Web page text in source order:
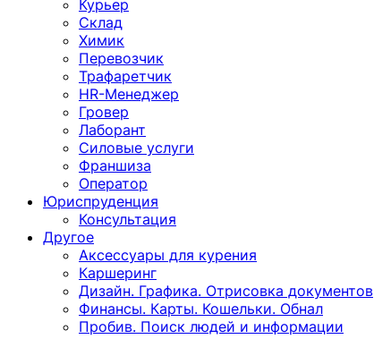
Курьер
Склад
Химик
Перевозчик
Трафаретчик
HR-Менеджер
Гровер
Лаборант
Силовые услуги
Франшиза
Оператор
Юриспруденция
Консультация
Другoе
Аксессуары для курения
Каршеринг
Дизайн. Графика. Отрисовка документов
Финансы. Карты. Кошельки. Обнал
Пробив. Поиск людей и информации